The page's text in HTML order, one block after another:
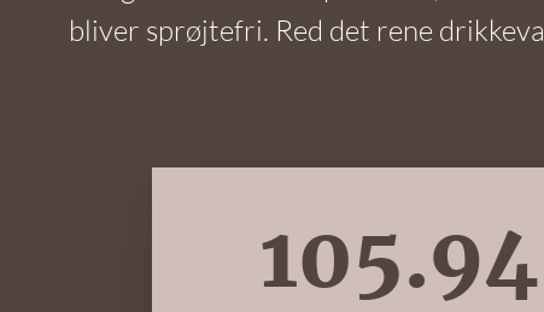
bliver sprøjtefri. Red det rene